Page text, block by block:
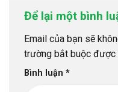
Để lại một bình
Email của bạn sẽ
trường bắt buộc được
Bình luận *